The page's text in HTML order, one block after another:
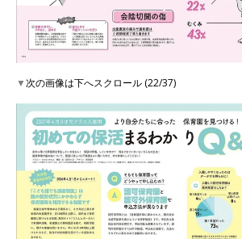
▼次の画像は下へスクロール (22/37)